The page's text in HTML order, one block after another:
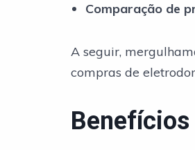
Comparação de
A seguir,
compras de
Benefícios